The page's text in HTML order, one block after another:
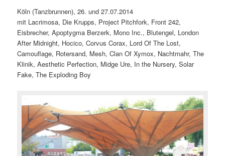
Köln (Tanzbrunnen), 26. und 27.07.2014
mit Lacrimosa, Die Krupps, Project Pitchfork, Front 242,
Eisbrecher, Apoptygma Berzerk, Mono Inc., Blutengel, London
After Midnight, Hocico, Corvus Corax, Lord Of The Lost,
Camouflage, Rotersand, Mesh, Clan Of Xymox, Nachtmahr, The
Klinik, Aesthetic Perfection, Midge Ure, In the Nursery, Solar
Fake, The Exploding Boy